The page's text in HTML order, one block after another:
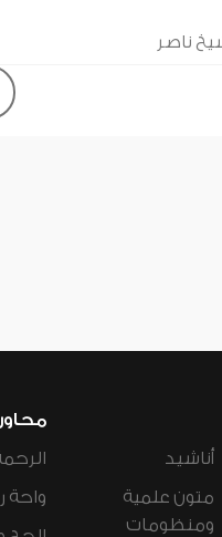
ناصر
أناشيد
متون علمية
ومنظومات
واحة